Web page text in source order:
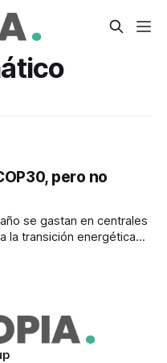
pero no
se gastan en centrales
la transición energética